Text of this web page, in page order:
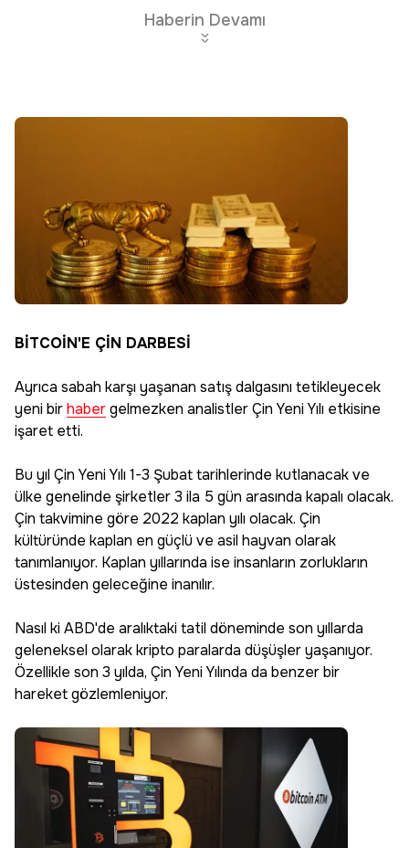
Haberin Devamı
BİTCOİN'E ÇİN DARBESİ
Ayrıca sabah karşı yaşanan satış dalgasını tetikleyecek
yeni birhabergelmezken analistler Çin Yeni Yılı etkisine
işaret etti.
Bu yıl Çin Yeni Yılı 1-3 Şubat tarihlerinde kutlanacak ve
ülke genelinde şirketler 3 ila 5 gün arasında kapalı olacak.
Çin takvimine göre 2022 kaplan yılı olacak. Çin
kültüründe kaplan en güçlü ve asil hayvan olarak
tanımlanıyor. Kaplan yıllarında ise insanların zorlukların
üstesinden geleceğine inanılır.
Nasıl ki ABD'de aralıktaki tatil döneminde son yıllarda
geleneksel olarak kripto paralarda düşüşler yaşanıyor.
Özellikle son 3 yılda, Çin Yeni Yılında da benzer bir
hareket gözlemleniyor.